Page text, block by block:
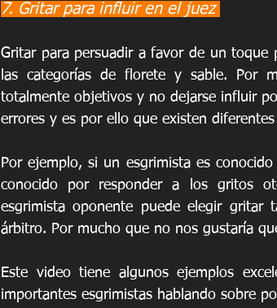
7. Gritar para influir en el juez
Gritar para persuadir a favor de un toque
las categorías de florete y sable. Por
totalmente objetivos y no dejarse influir
errores y es por ello que existen
Por ejemplo, si un esgrimista es
conocido por responder a los gritos
esgrimista oponente puede elegir gritar
árbitro. Por mucho que no nos gustaría
Este video tiene algunos ejemplos
importantes esgrimistas hablando sobre